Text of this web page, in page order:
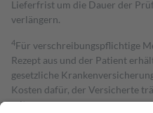
Lieferfrist um die Dauer der
verlängern.
4Für verschreibungspflichtige
Rezept aus und der Patient
gesetzliche
Kosten dafür, der Versicherte
mit.